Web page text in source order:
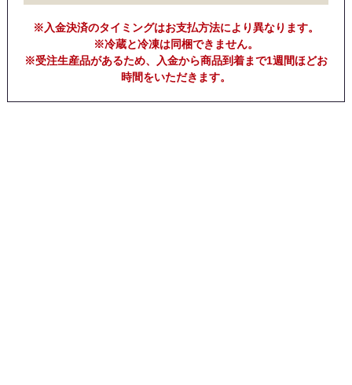
※入金決済のタイミングはお支払方法により異なります。
※冷蔵と冷凍は同梱できません。
※受注生産品があるため、入金から商品到着まで1週間ほどお
時間をいただきます。